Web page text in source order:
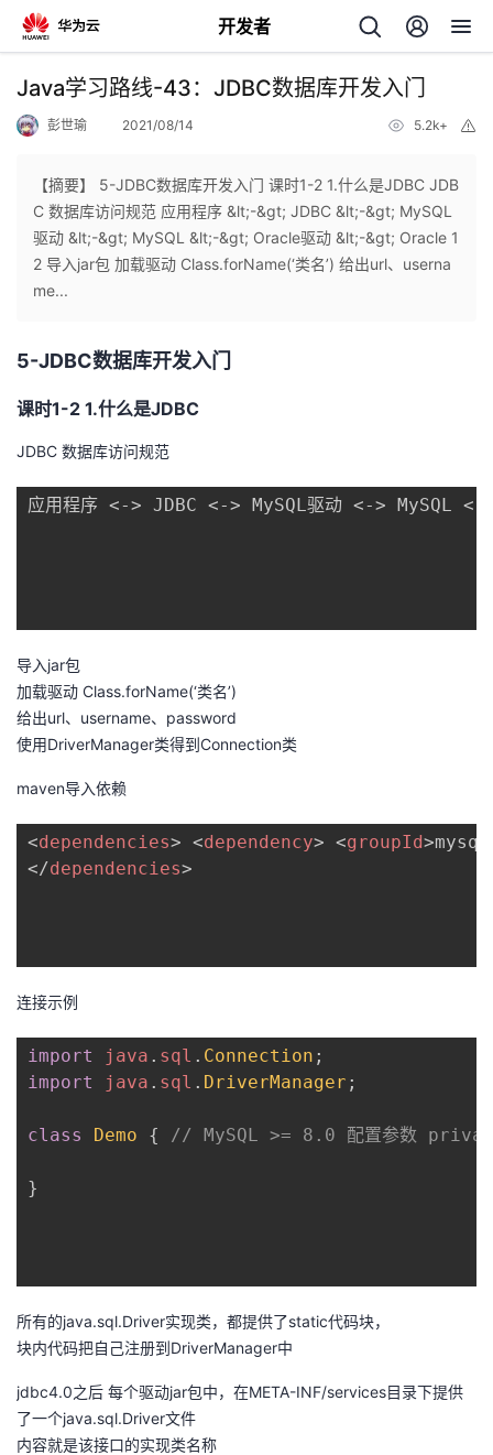
开发者
返
个
主
的
开
博
客
的
论
坛
我
的
圈
子
我
的
直
我
的
我
注
开
发
的
课
程
我
的
认
我
的
我
的
Programs
我
的
技
术
支
的
云
声
Java学习路线-43：JDBC数据库开发入门
彭世瑜 2021/08/14 5.2k+
【摘要】 5-JDBC数据库开发入门 课时1-2 1.什么是JDBC JDB
C 数据库访问规范 应用程序 &lt;-&gt; JDBC &lt;-&gt; MySQL
驱动 &lt;-&gt; MySQL &lt;-&gt; Oracle驱动 &lt;-&gt; Oracle 1
2 导入jar包 加载驱动 Class.forName(‘类名’) 给出url、userna
me...
5-JDBC数据库开发入门
课时1-2 1.什么是JDBC
JDBC 数据库访问规范
应用程序 <-> JDBC <-> MySQL驱动 <-> MySQL
导入jar包
加载驱动 Class.forName(‘类名’)
给出url、username、password
使用DriverManager类得到Connection类
maven导入依赖
<dependencies> <dependency> <groupId>mysql
</dependencies>
连接示例
import java . sql . Connection ;
import
java . sql . DriverManager ;
class Demo { // MySQL >= 8.0 配置参数
}
所有的java.sql.Driver实现类，都提供了static代码块，
块内代码把自己注册到DriverManager中
jdbc4.0之后 每个驱动jar包中，在META-INF/services目录下提供
了一个java.sql.Driver文件
内容就是该接口的实现类名称